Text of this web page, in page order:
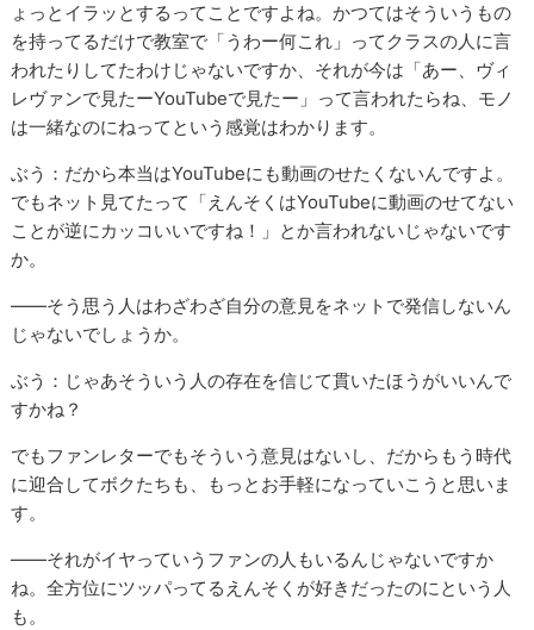
ょっとイラッとするってことですよね。かつてはそういうもの
を持ってるだけで教室で「うわー何これ」ってクラスの人に言
われたりしてたわけじゃないですか、それが今は「あー、ヴィ
レヴァンで見たーYouTubeで見たー」って言われたらね、モノ
は一緒なのにねってという感覚はわかります。
ぶう：だから本当はYouTubeにも動画のせたくないんですよ。
でもネット見てたって「えんそくはYouTubeに動画のせてない
ことが逆にカッコいいですね！」とか言われないじゃないです
か。
――そう思う人はわざわざ自分の意見をネットで発信しないん
じゃないでしょうか。
ぶう：じゃあそういう人の存在を信じて貫いたほうがいいんで
すかね？
でもファンレターでもそういう意見はないし、だからもう時代
に迎合してボクたちも、もっとお手軽になっていこうと思いま
す。
――それがイヤっていうファンの人もいるんじゃないですか
ね。全方位にツッパってるえんそくが好きだったのにという人
も。